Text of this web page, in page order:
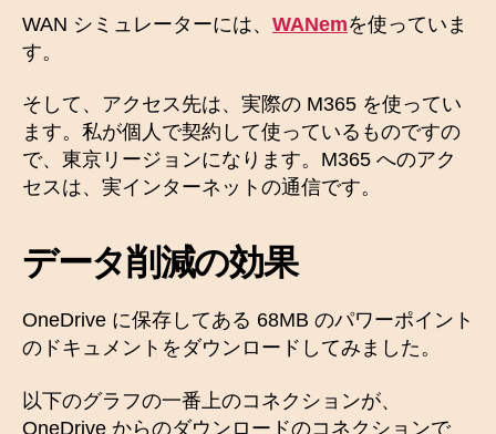
WAN シミュレーターには、 WANemを使っていま
す。
そして、アクセス先は、実際の M365 を使ってい
ます。私が個人で契約して使っているものですの
で、東京リージョンになります。M365 へのアク
セスは、実インターネットの通信です。
データ削減の効果
OneDrive に保存してある 68MB のパワーポイント
のドキュメントをダウンロードしてみました。
以下のグラフの一番上のコネクションが、
OneDrive からのダウンロードのコネクションで